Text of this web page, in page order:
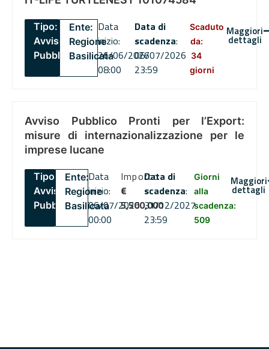
Tipo:
Avviso
Pubblico
Ente:
Regione
Basilicata
Data
inizio:
26/06/2026
08:00
Data di
scadenza:
06/07/2026
23:59
Scaduto
da:
34
giorni
Maggiori
dettagli
Avviso Pubblico Pronti per l’Export:
misure di internazionalizzazione per le
imprese lucane
Tipo:
Avviso
Pubblico
Ente:
Regione
Basilicata
Data
inizio:
06/07/2026
00:00
Importo
€
5,500,000
Data di
scadenza:
31/12/2027
23:59
Giorni
alla
scadenza:
509
Maggiori
dettagli